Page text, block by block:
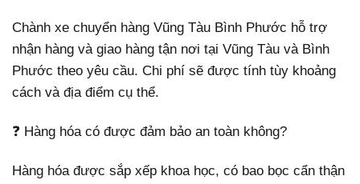
Chành xe chuyển hàng Vũng Tàu Bình Phước hỗ trợ
nhận hàng và giao hàng tận nơi tại Vũng Tàu và Bình
Phước theo yêu cầu. Chi phí sẽ được tính tùy khoảng
cách và địa điểm cụ thể.
❓ Hàng hóa có được đảm bảo an toàn không?
Hàng hóa được sắp xếp khoa học, có bao bọc cẩn thận